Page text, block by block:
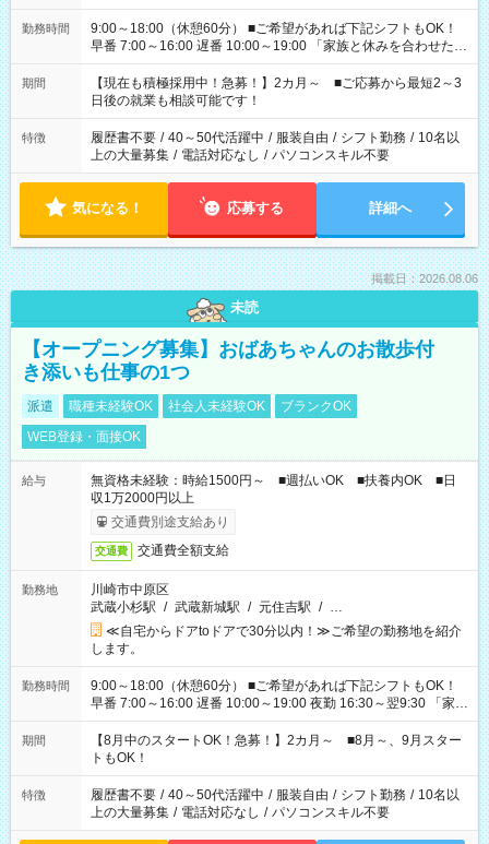
勤務時間
9:00～18:00（休憩60分） ■ご希望があれば下記シフトもOK！
早番 7:00～16:00 遅番 10:00～19:00 「家族と休みを合わせた
い」 「余裕を持って夕飯の準備がしたい」 「できれば残業はし
たくない」 など、ご希望を教えてくださいね。 ※Wワーク希望
の方へ 今ご覧のお仕事で希望する勤務時間と、もう1つのお仕事
の勤務時間。 合計で週40時間を超える場合は応募できません。
期間
【現在も積極採用中！急募！】2カ月～ ■ご応募から最短2～3
日後の就業も相談可能です！
特徴 履歴書不要 / 40～50代活躍中 / 服装自由 / シフト勤務 / 10名以
上の大量募集 / 電話対応なし / パソコンスキル不要
気になる！ 応募する 詳細へ
掲載日：2026.08.06
未読
【オープニング募集】おばあちゃんのお散歩付
き添いも仕事の1つ
派遣 職種未経験OK 社会人未経験OK
ブランクOK
WEB登録・面接OK
給与
無資格未経験：時給1500円～ ■週払いOK ■扶養内OK ■日
収1万2000円以上
交通費別途支給あり
交通費 交通費全額支給
勤務地
川崎市中原区
武蔵小杉駅 / 武蔵新城駅 / 元住吉駅 / …
≪自宅からドアtoドアで30分以内！≫ご希望の勤務地を紹介
します。
勤務時間
9:00～18:00（休憩60分） ■ご希望があれば下記シフトもOK！
早番 7:00～16:00 遅番 10:00～19:00 夜勤 16:30～翌9:30 「家族
と休みを合わせたい」 「余裕を持って夕飯の準備がしたい」
「できれば残業はしたくない」 など、ご希望を教えてください
ね。 ※Wワーク希望の方へ 今ご覧のお仕事で希望する勤務時間
と、もう1つのお仕事の勤務時間。 合計で週40時間を超える場
合は応募できません。
期間
【8月中のスタートOK！急募！】2カ月～ ■8月～、9月スター
トもOK！
特徴 履歴書不要 / 40～50代活躍中 / 服装自由 / シフト勤務 / 10名以
上の大量募集 / 電話対応なし / パソコンスキル不要